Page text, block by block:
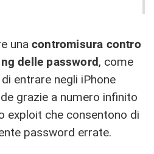
una contromisura contro
delle password, come
entrare negli iPhone
grazie a numero infinito
exploit che consentono di
password errate.